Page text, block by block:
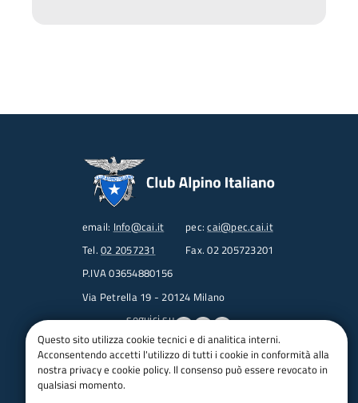
email: Info@cai.it pec:cai@pec.cai.it
Tel. 02 2057231
Fax. 02 205723201
P.IVA 03654880156
Via Petrella 19 - 20124 Milano
seguici su
Trasparenza
Amministrazione trasparente
Questo sito utilizza cookie tecnici e di analitica interni.
Acconsentendo accetti l'utilizzo di tutti i cookie in conformità alla
nostra privacy e cookie policy. Il consenso può essere revocato in
qualsiasi momento.